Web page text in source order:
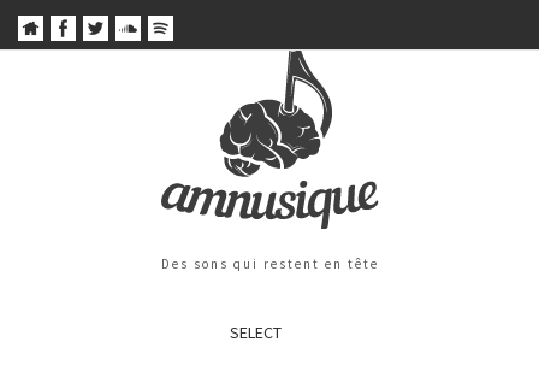
Des sons qui restent en tête
SELECT